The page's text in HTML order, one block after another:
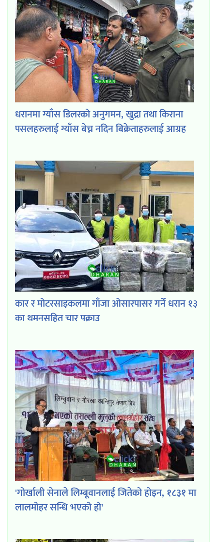
धरानमा ग्याँस डिलरको अनुगमन, खुद्रा तथा किराना
पसलहरुलाई ग्याँस बेच्न नदिन बिक्रेताहरुलाई आग्रह
कार र मोटरसाइकलमा गाँजा ओसारपासर गर्ने धरान १३
का थमनसहित चार पक्राउ
'गोर्खाली सेनाले लिम्बूवानलाई जितेको होइन, १८३१ मा
लालमोहर सन्धि भएको हो'